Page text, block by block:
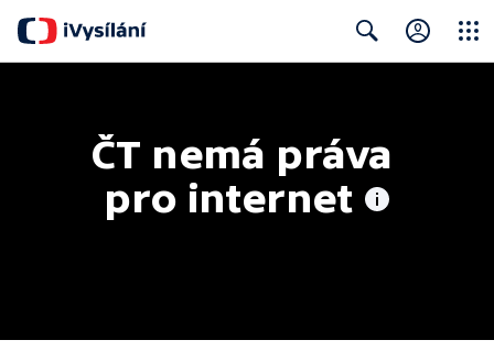
ČT nemá práva
pro internet